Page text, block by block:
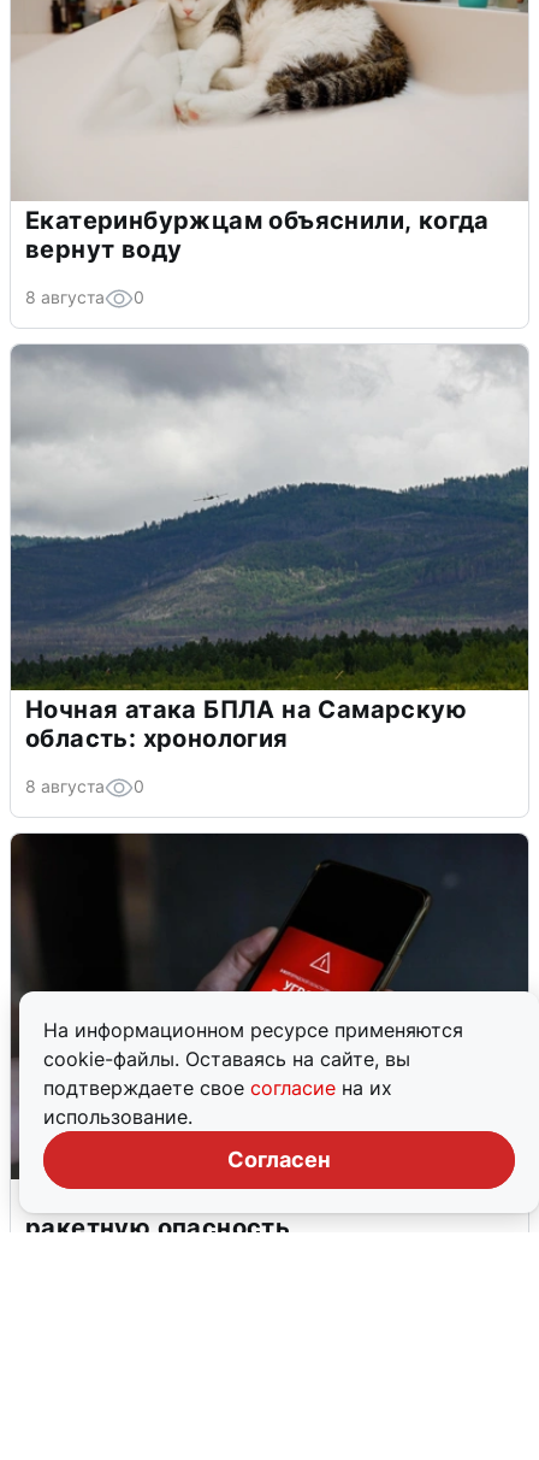
На информационном ресурсе применяются
cookie-файлы. Оставаясь на сайте, вы
подтверждаете свое согласие на их
использование.
Согласен
Екатеринбуржцам объяснили, когда
вернут воду
8 августа 0
Ночная атака БПЛА на Самарскую
область: хронология
8 августа 0
В Пермском крае утром объявили
ракетную опасность